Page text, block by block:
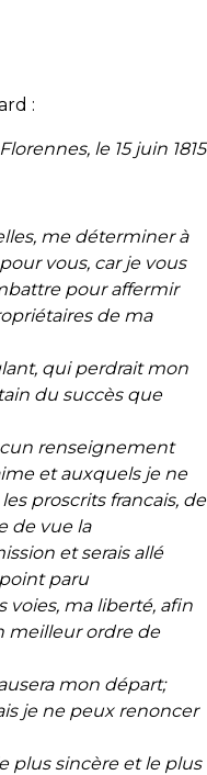
:
Florennes, le 15 juin 1815
me déterminer à
vous, car je vous
pour affermir
de ma
qui perdrait mon
du succès que
renseignement
et auxquels je ne
proscrits francais, de
de vue la
et serais allé
paru
voies, ma liberté, afin
meilleur ordre de
mon départ;
je ne peux renoncer
plus sincère et le plus